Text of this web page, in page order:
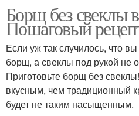
Борщ без свеклы
Пошаговый
Если уж так случилось, что
борщ, а свеклы под рукой не
Приготовьте борщ без
вкусным, чем традиционный
будет не таким насыщенным.